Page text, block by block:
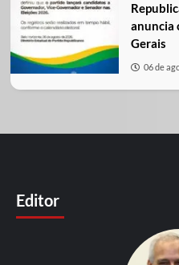
anuncia
Gerais
06 de
Editor